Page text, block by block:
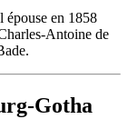
épouse en 1858
Antoine de
Gotha